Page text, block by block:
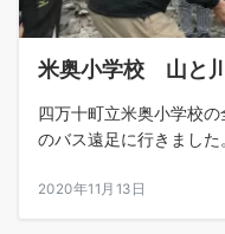
米奥小学校 山と
四万十町立米奥小学校
のバス遠足に行きました
2020年11月13日